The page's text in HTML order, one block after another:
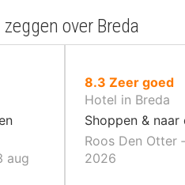
over Breda
aug
8.3 uit
10
,
Zeer goed
Hotel in Breda
Shoppen &
Roos Den Otter
2026